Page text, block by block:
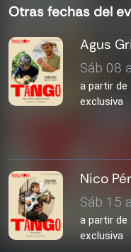
Otras fechas del
Agus
Sáb 08
a partir
exclusiva
Nico
Sáb 15
a partir
exclusiva